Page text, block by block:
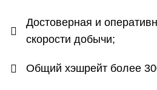
Достоверная и
скорости добычи;
Общий хэшрейт более